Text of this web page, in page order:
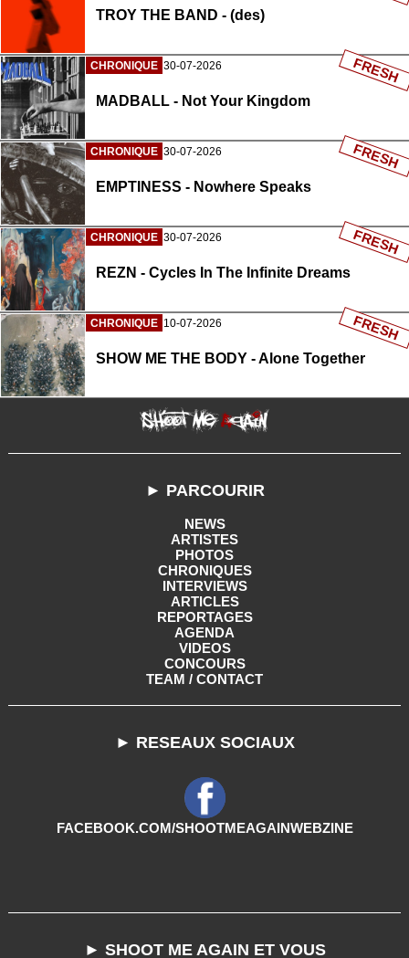
TROY THE BAND - (des)
CHRONIQUE 30-07-2026
MADBALL - Not Your Kingdom
FRESH
CHRONIQUE 30-07-2026
EMPTINESS - Nowhere Speaks
FRESH
CHRONIQUE 30-07-2026
REZN - Cycles In The Infinite Dreams
FRESH
CHRONIQUE 10-07-2026
SHOW ME THE BODY - Alone Together
FRESH
► PARCOURIR
NEWS
ARTISTES
PHOTOS
CHRONIQUES
INTERVIEWS
ARTICLES
REPORTAGES
AGENDA
VIDEOS
CONCOURS
TEAM / CONTACT
► RESEAUX SOCIAUX
FACEBOOK.COM/SHOOTMEAGAINWEBZINE
► SHOOT ME AGAIN ET VOUS